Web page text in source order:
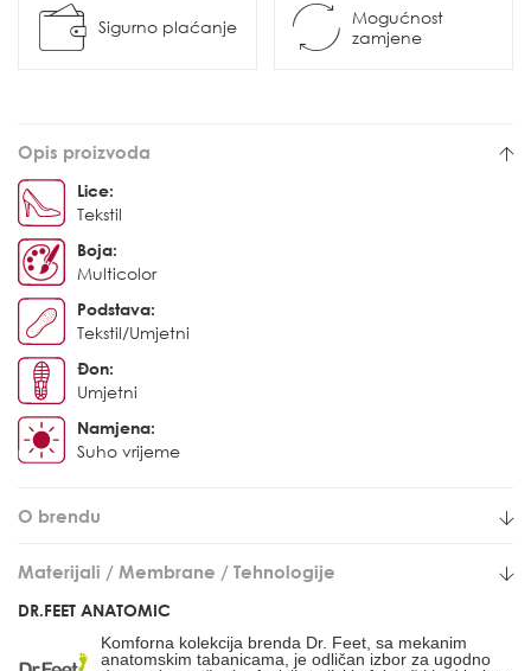
Sigurno plaćanje
Mogućnost
zamjene
Opis proizvoda
Lice:
Tekstil
Boja:
Multicolor
Podstava:
Tekstil/Umjetni
Đon:
Umjetni
Namjena:
Suho vrijeme
O brendu
Materijali / Membrane / Tehnologije
DR.FEET ANATOMIC
Komforna kolekcija brenda Dr. Feet, sa mekanim
anatomskim tabanicama, je odličan izbor za ugodno